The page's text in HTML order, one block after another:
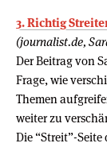
3. Richtig
(journalist.de,
Der Beitrag von
Frage, wie
Themen
weiter zu
Die “Streit”-